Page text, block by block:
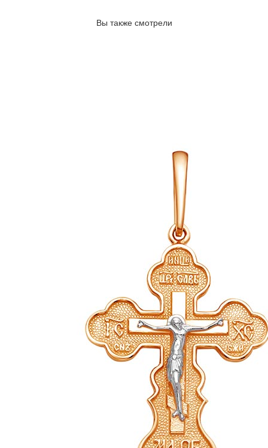
Вы также смотрели